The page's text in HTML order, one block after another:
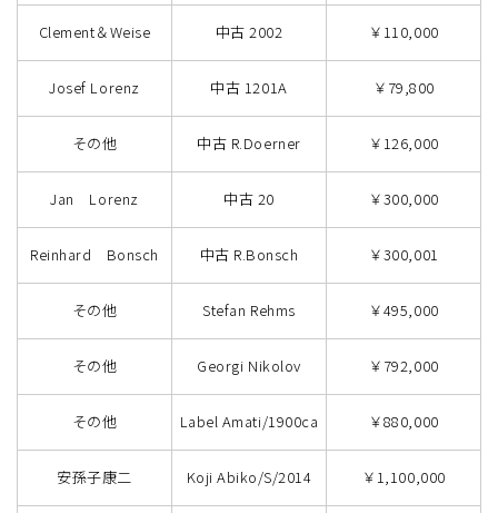
Clement＆Weise 中古 2002 ￥110,000
Josef Lorenz 中古 1201A ￥79,800
その他 中古 R.Doerner ￥126,000
Jan Lorenz 中古 20 ￥300,000
Reinhard Bonsch 中古 R.Bonsch ￥300,001
その他 Stefan Rehms ￥495,000
その他 Georgi Nikolov ￥792,000
その他 Label Amati/1900ca ￥880,000
安孫子康二 Koji Abiko/S/2014 ￥1,100,000